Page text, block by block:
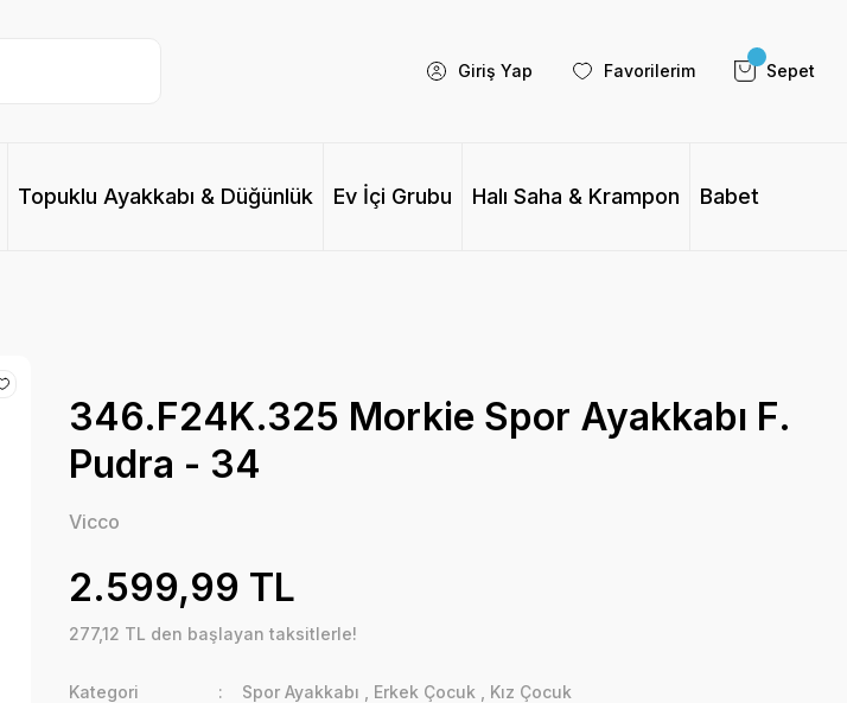
Giriş Yap Favorilerim Sepet
Topuklu Ayakkabı & Düğünlük Ev İçi Grubu Halı Saha & Krampon Babet
346.F24K.325 Morkie Spor Ayakkabı F.
Pudra - 34
Vicco
2.599,99 TL
277,12 TL den başlayan taksitlerle!
Kategori Spor Ayakkabı Erkek Çocuk
Kız Çocuk